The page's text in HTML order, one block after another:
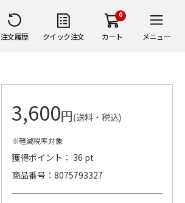
注文履歴 クイック注文
0
カート メニュー
3,600円(送料・税込)
※軽減税率対象
獲得ポイント： 36 pt
商品番号
8075793327